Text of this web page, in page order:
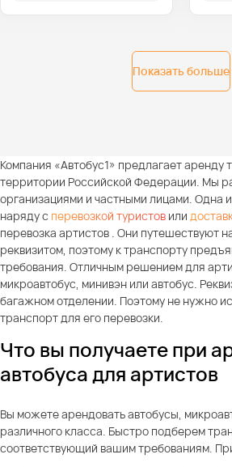
Показать больше
Компания «Автобус1» предлагает аренду
территории Российской Федерации. Мы
организациями и частными лицами. Одна
наряду с перевозкой туристов или
перевозка артистов . Они путешествуют
реквизитом, поэтому к транспорту
требования. Отличным решением для
микроавтобус, минивэн или автобус.
багажном отделении. Поэтому не нужно
транспорт для его перевозки.
Что вы получаете при
автобуса для артистов
Вы можете арендовать автобусы,
различного класса. Быстро подберем
соответствующий вашим требованиям.